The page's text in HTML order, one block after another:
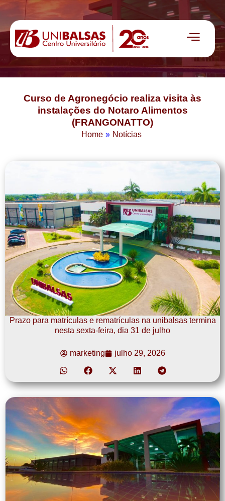
Curso de Agronegócio realiza visita às
instalações do Notaro Alimentos
(FRANGONATTO)
Home » Notícias
Prazo para matrículas e rematrículas na unibalsas termina
nesta sexta-feira, dia 31 de julho
marketing julho 29, 2026